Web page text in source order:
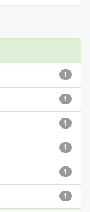
1
1
1
1
1
1